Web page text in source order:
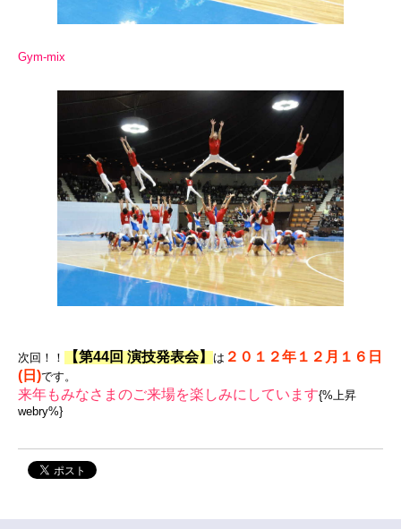
Gym-mix
次回！！ 【第44回 演技発表会】 は ２０１２年１２月１６日
(日)です。
来年もみなさまのご来場を楽しみにしています{%上昇
webry%}